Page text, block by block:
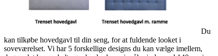
Du
kan tilkøbe hovedgavl til din seng, for at fuldende looket i
soveværelset. Vi har 5 forskellige designs du kan vælge imellem,